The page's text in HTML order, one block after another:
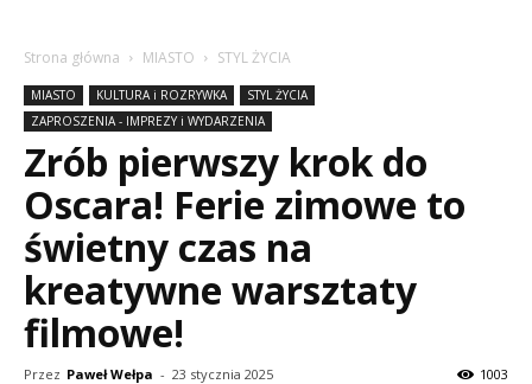
Strona główna MIASTO STYL ŻYCIA
MIASTO KULTURA i ROZRYWKA
STYL ŻYCIA
ZAPROSZENIA - IMPREZY i WYDARZENIA
Zrób pierwszy krok do
Oscara! Ferie zimowe to
świetny czas na
kreatywne warsztaty
filmowe!
Przez Paweł Wełpa - 23 stycznia 2025 1003